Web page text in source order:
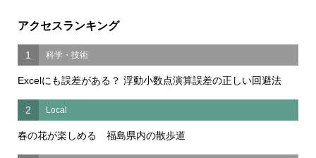
アクセスランキング
1 科学・技術
Excelにも誤差がある？ 浮動小数点演算誤差の正しい回避法
2 Local
春の花が楽しめる 福島県内の散歩道